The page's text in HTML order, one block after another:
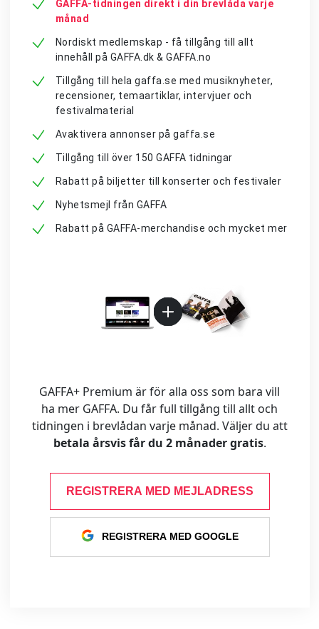
GAFFA-tidningen direkt i din brevlåda varje
månad
Nordiskt medlemskap - få tillgång till allt
innehåll på GAFFA.dk & GAFFA.no
Tillgång till hela gaffa.se med musiknyheter,
recensioner, temaartiklar, intervjuer och
festivalmaterial
Avaktivera annonser på gaffa.se
Tillgång till över 150 GAFFA tidningar
Rabatt på biljetter till konserter och festivaler
Nyhetsmejl från GAFFA
Rabatt på GAFFA-merchandise och mycket mer
GAFFA+ Premium är för alla oss som bara vill
ha mer GAFFA. Du får full tillgång till allt och
tidningen i brevlådan varje månad. Väljer du att
betala årsvis får du 2 månader gratis.
REGISTRERA MED MEJLADRESS
REGISTRERA MED GOOGLE